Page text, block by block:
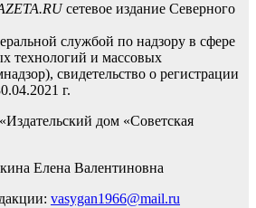
сетевое издание Северного
службой по надзору в сфере
технологий и массовых
свидетельство о регистрации
г.
дом «Советская
Елена Валентиновна
vasygan1966@mail.ru